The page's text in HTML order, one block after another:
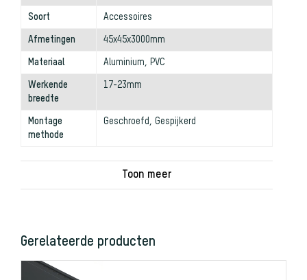
Soort Accessoires
Afmetingen 45x45x3000mm
Materiaal Aluminium, PVC
Werkende
breedte
17-23mm
Montage
methode
Geschroefd, Gespijkerd
Gerelateerde producten